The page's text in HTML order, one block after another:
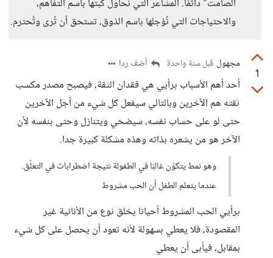
الصامت" دائمًا. المشاعر التي نحاول كبتها باسم التفاهم،
والاحتياجات التي نُؤجلها باسم الذوق، تستحق أن تُرى وتُحترم.
1
مجهول قبل سنة واحدة أضف ردا
أحد أهم الأسباب برأيي هي فقدان الثقة، فيصبح مصدر مكسب
ثقته هم الآخرين وبالتالي سيفعل كل شيء من أجل الآخرين
حتى لو على حساب نفسه، سيضحي ويتنازل وحتى بنفسه لأن
الآخر هو من يشعره بذاته وهذه مشكلة كبيرة جدا.
وهو نمط يتكوّن غالبًا في الطفولة نتيجة اضطرابات في التعلّق.
عندما يتعلم الطفل أن الحب مشروط
برأيي الحب المشروط أحيانا يخلق نوع من الأنانية غير
المقصودة، فلا يعطي بسهولة لأنه تعود أن يحصل على كل شيء
بمقابل، فيأبى أن يعطي